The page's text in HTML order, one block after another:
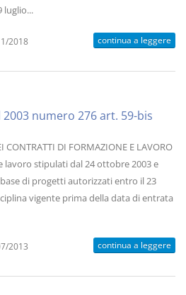
luglio...
2018 continua a leggere
numero 276 art. 59-bis
CONTRATTI DI FORMAZIONE E LAVORO
lavoro stipulati dal 24 ottobre 2003 e
di progetti autorizzati entro il 23
vigente prima della data di entrata
2013 continua a leggere